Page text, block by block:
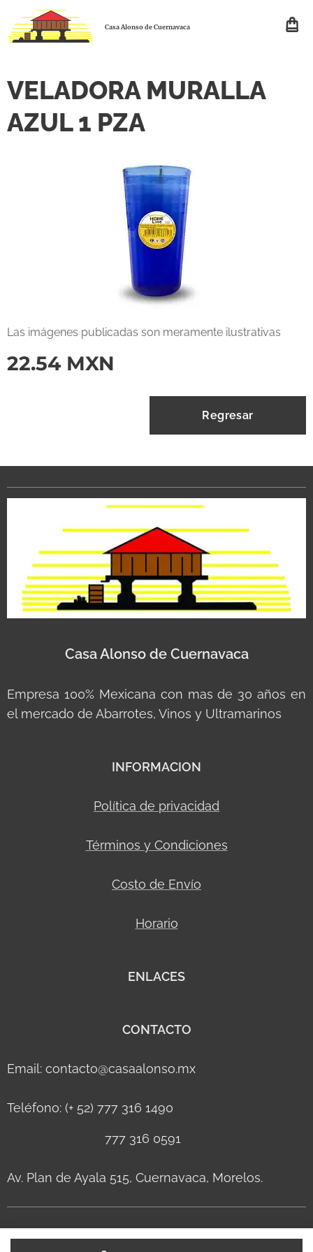
Casa Alonso de Cuernavaca
VELADORA MURALLA
AZUL 1 PZA
Las imágenes publicadas son meramente ilustrativas
22.54 MXN
Regresar
Casa Alonso de Cuernavaca
Empresa 100% Mexicana con mas de 30 años en
el mercado de Abarrotes, Vinos y Ultramarinos
INFORMACION
Política de privacidad
Términos y Condiciones
Costo de Envío
Horario
ENLACES
CONTACTO
Email: contacto@casaalonso.mx
Teléfono: (+ 52) 777 316 1490
777 316 0591
Av. Plan de Ayala 515, Cuernavaca, Morelos.